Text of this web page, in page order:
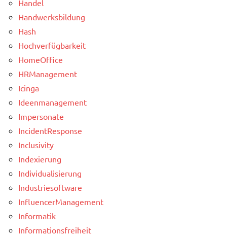
Handel
Handwerksbildung
Hash
Hochverfügbarkeit
HomeOffice
HRManagement
Icinga
Ideenmanagement
Impersonate
IncidentResponse
Inclusivity
Indexierung
Individualisierung
Industriesoftware
InfluencerManagement
Informatik
Informationsfreiheit